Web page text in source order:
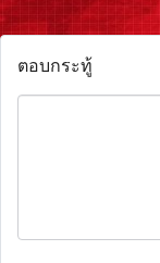
ตอบกระทู้